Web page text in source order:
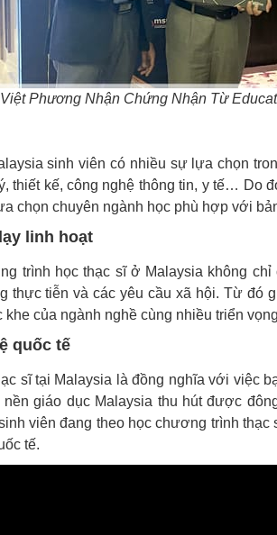
Phương Nhận Chứng Nhận Từ
sinh viên có nhiều sự lựa chọn
thiết kế, công nghệ thông tin, y tế… Do
chọn chuyên ngành học phù hợp với
linh hoạt
trình học thạc sĩ ở Malaysia không
thực tiễn và các yêu cầu xã hội. Từ đó
của ngành nghề cùng nhiều triển
quốc tế
sĩ tại Malaysia là đồng nghĩa với việc
giáo dục Malaysia thu hút được
viên đang theo học chương trình
tế.